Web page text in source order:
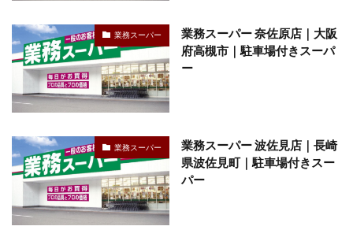
業務スーパー
業務スーパー 奈佐原店｜大阪
府高槻市｜駐車場付きスーパ
ー
業務スーパー
業務スーパー 波佐見店｜長崎
県波佐見町｜駐車場付きスー
パー